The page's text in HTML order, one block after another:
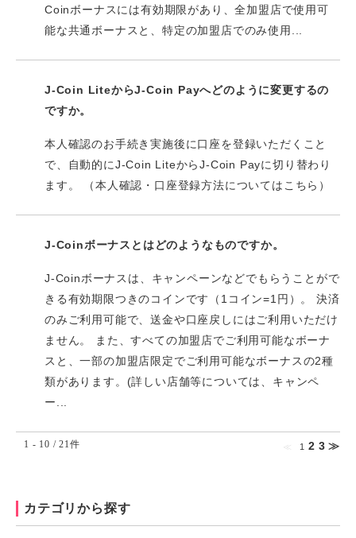
Coinボーナスには有効期限があり、全加盟店で使用可
能な共通ボーナスと、特定の加盟店でのみ使用...
J-Coin LiteからJ-Coin Payへどのように変更するの
ですか。
本人確認のお手続き実施後に口座を登録いただくこと
で、自動的にJ-Coin LiteからJ-Coin Payに切り替わり
ます。 （本人確認・口座登録方法についてはこちら）
J-Coinボーナスとはどのようなものですか。
J-Coinボーナスは、キャンペーンなどでもらうことがで
きる有効期限つきのコインです（1コイン=1円）。 決済
のみご利用可能で、送金や口座戻しにはご利用いただけ
ません。 また、すべての加盟店でご利用可能なボーナ
スと、一部の加盟店限定でご利用可能なボーナスの2種
類があります。(詳しい店舗等については、キャンペ
ー...
1 - 10 / 21件 1 2 3 ≫
カテゴリから探す